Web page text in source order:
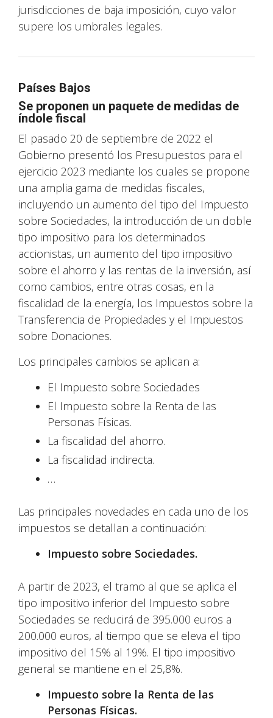
jurisdicciones de baja imposición, cuyo valor
supere los umbrales legales.
Países Bajos
Se proponen un paquete de medidas de
índole fiscal
El pasado 20 de septiembre de 2022 el
Gobierno presentó los Presupuestos para el
ejercicio 2023 mediante los cuales se propone
una amplia gama de medidas fiscales,
incluyendo un aumento del tipo del Impuesto
sobre Sociedades, la introducción de un doble
tipo impositivo para los determinados
accionistas, un aumento del tipo impositivo
sobre el ahorro y las rentas de la inversión, así
como cambios, entre otras cosas, en la
fiscalidad de la energía, los Impuestos sobre la
Transferencia de Propiedades y el Impuestos
sobre Donaciones.
Los principales cambios se aplican a:
El Impuesto sobre Sociedades
El Impuesto sobre la Renta de las
Personas Físicas.
La fiscalidad del ahorro.
La fiscalidad indirecta.
…
Las principales novedades en cada uno de los
impuestos se detallan a continuación:
Impuesto sobre Sociedades.
A partir de 2023, el tramo al que se aplica el
tipo impositivo inferior del Impuesto sobre
Sociedades se reducirá de 395.000 euros a
200.000 euros, al tiempo que se eleva el tipo
impositivo del 15% al 19%. El tipo impositivo
general se mantiene en el 25,8%.
Impuesto sobre la Renta de las
Personas Físicas.